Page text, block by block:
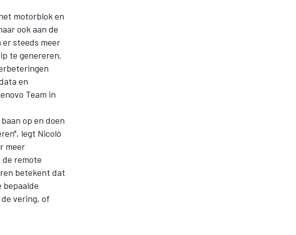
motorblok en
ook aan de
steeds meer
te genereren.
en
Team in
op en doen
legt Nicolò
meer
remote
betekent dat
bepaalde
vering, of